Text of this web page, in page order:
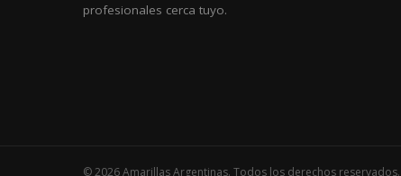
profesionales cerca tuyo.
© 2026 Amarillas Argentinas. Todos los derechos reservados.